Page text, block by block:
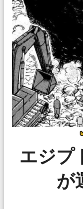
エジプ
が